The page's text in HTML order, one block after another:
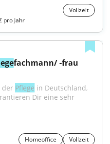
Vollzeit
pro Jahr
fachmann/ -frau
der Pflege in Deutschland,
Dir eine sehr
Homeoffice
Vollzeit